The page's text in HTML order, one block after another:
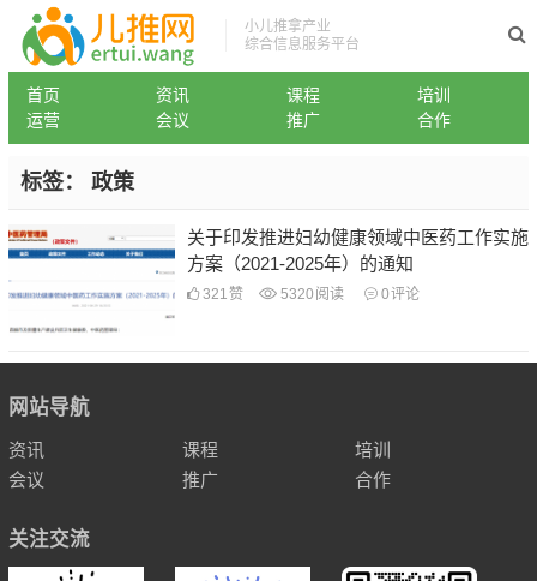
小儿推拿产业
综合信息服务平台
首页 资讯 课程
培训
运营
会议 推广 合作
标签： 政策
关于印发推进妇幼健康领域中医药工作实施
方案（2021-2025年）的通知
321 赞 5320 阅读 0评论
网站导航
资讯 课程
培训
会议
推广 合作
关注交流